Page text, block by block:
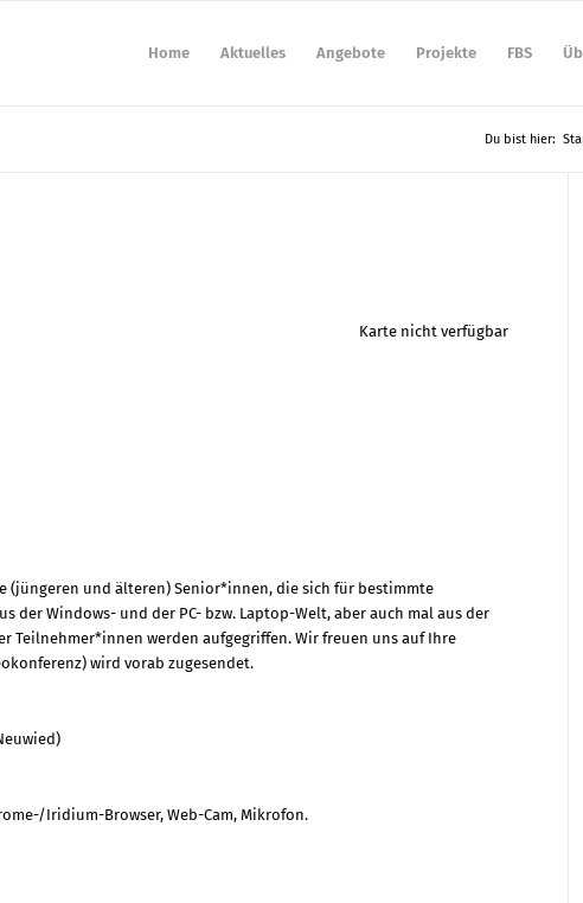
Home Aktuelles Angebote Projekte FBS
Du bist hier:
Karte nicht verfügbar
(jüngeren und älteren) Senior*innen, die sich für bestimmte
Windows- und der PC- bzw. Laptop-Welt, aber auch mal aus der
Teilnehmer*innen werden aufgegriffen. Wir freuen uns auf Ihre
wird vorab zugesendet.
Iridium-Browser, Web-Cam, Mikrofon.